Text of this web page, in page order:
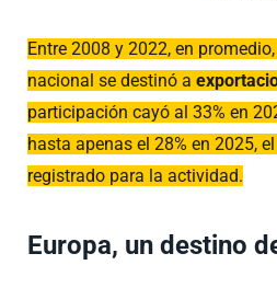
Entre 2008 y 2022, en
nacional se destinó a
participación cayó al 33% en
hasta apenas el 28% en 2025,
registrado para la actividad.
Europa, un destino